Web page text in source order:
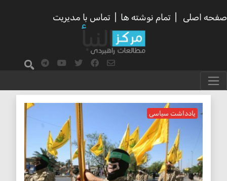
صفحه اصلی تمام نوشته ها تماس با مدیریت
یادداشت سیاسی